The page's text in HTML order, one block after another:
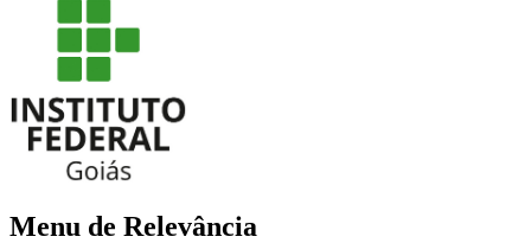
Menu de Relevância